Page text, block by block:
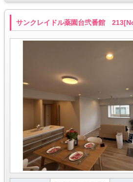
サンクレイドル薬園台弐番館